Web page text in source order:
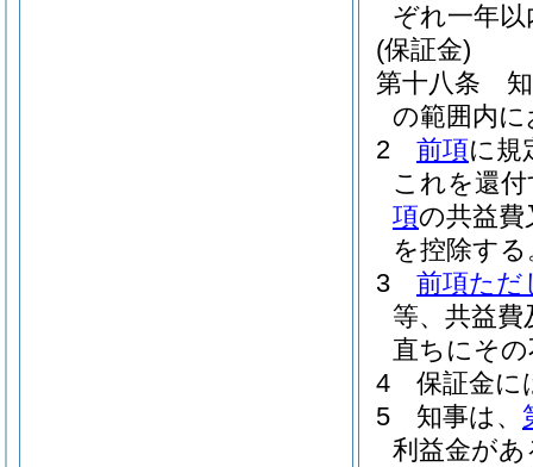
ぞれ一年
(保証金)
第十八条
の範囲内
2
前項に規
これを還
項の共益
を控除する
3
前項ただ
等、共益
直ちにそ
4
保証金に
5
知事は、
利益金が